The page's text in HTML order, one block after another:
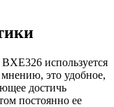
используется
это удобное,
достичь
постоянно ее